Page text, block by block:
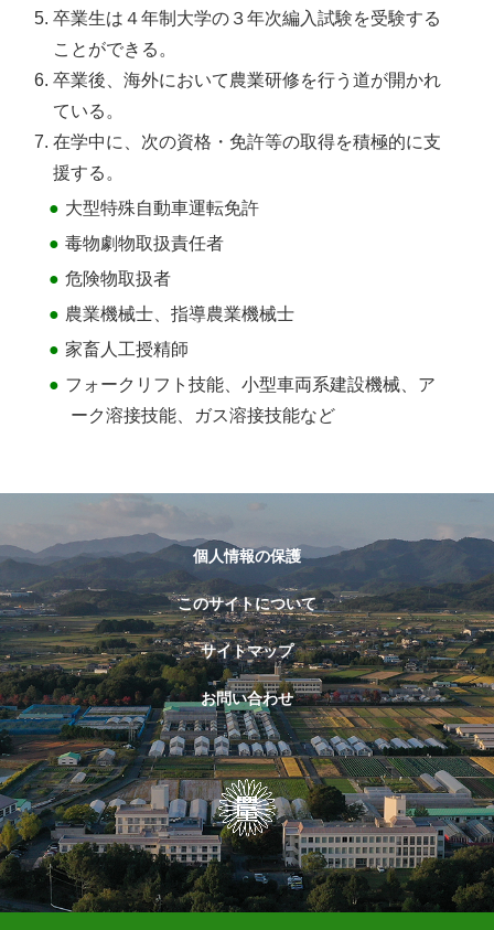
卒業生は４年制大学の３年次編入試験を受験する
ことができる。
卒業後、海外において農業研修を行う道が開かれ
ている。
在学中に、次の資格・免許等の取得を積極的に支
援する。
大型特殊自動車運転免許
毒物劇物取扱責任者
危険物取扱者
農業機械士、指導農業機械士
家畜人工授精師
フォークリフト技能、小型車両系建設機械、ア
ーク溶接技能、ガス溶接技能など
個人情報の保護
このサイトについて
サイトマップ
お問い合わせ